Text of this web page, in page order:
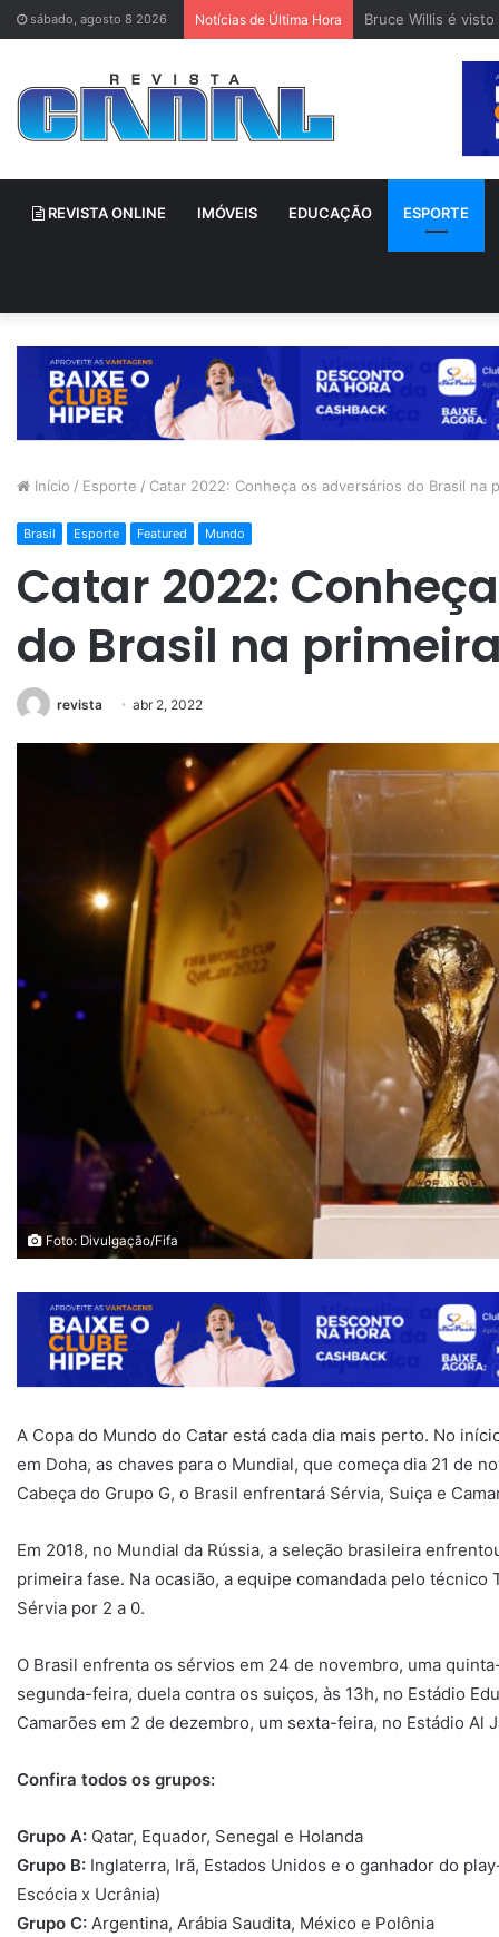
sábado, agosto 8 2026 Notícias de Última Hora Bruce Willis é
REVISTA ONLINE IMÓVEIS EDUCAÇÃO ESPORTE
Início / Esporte / Catar 2022: Conheça os adversários do Brasil na
Brasil Esporte Featured Mundo
Catar 2022:
do Brasil na
revista abr 2, 2022
Foto: Divulgação/Fifa
A Copa do Mundo do Catar está cada dia mais perto. No
em Doha, as chaves para o Mundial, que começa dia 21 de
Cabeça do Grupo G, o Brasil enfrentará Sérvia, Suiça e
Em 2018, no Mundial da Rússia, a seleção brasileira
primeira fase. Na ocasião, a equipe comandada pelo técnico
Sérvia por 2 a 0.
O Brasil enfrenta os sérvios em 24 de novembro, uma
segunda-feira, duela contra os suiços, às 13h, no Estádio
Camarões em 2 de dezembro, um sexta-feira, no Estádio Al
Confira todos os grupos:
Grupo A: Qatar, Equador, Senegal e Holanda
Grupo B: Inglaterra, Irã, Estados Unidos e o ganhador do
Escócia x Ucrânia)
Grupo C: Argentina, Arábia Saudita, México e Polônia